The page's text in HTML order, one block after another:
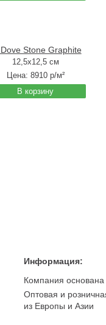
Stone Graphite
12,5x12,5 см
Цена: 8910р/м²
В корзину
Информация:
Компания основана
Оптовая и
из Европы и Азии